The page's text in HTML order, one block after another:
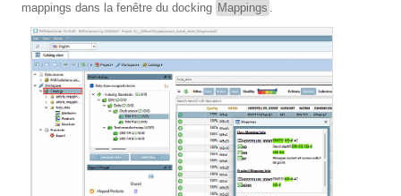
mappings dans la fenêtre du docking Mappings .